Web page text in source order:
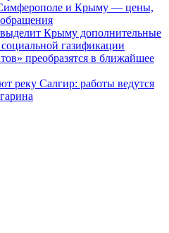
Симферополе и Крыму — цены,
Крыму дополнительные
газификации
преобразятся в ближайшее
реку Салгир: работы ведутся